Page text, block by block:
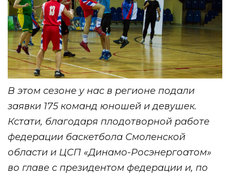
В этом сезоне у нас в регионе подали
заявки 175 команд юношей и девушек.
Кстати, благодаря плодотворной работе
федерации баскетбола Смоленской
области и ЦСП «Динамо-Росэнергоатом»
во главе с президентом федерации и, по